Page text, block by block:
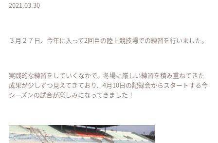
2021.03.30
３月２７日、今年に入って2回目の陸上競技場での練習を行いました。
実践的な練習をしていくなかで、冬場に厳しい練習を積み重ねてきた
成果が少しずつ見えてきており、4月10日の記録会からスタートする今
シーズンの試合が楽しみになってきました！